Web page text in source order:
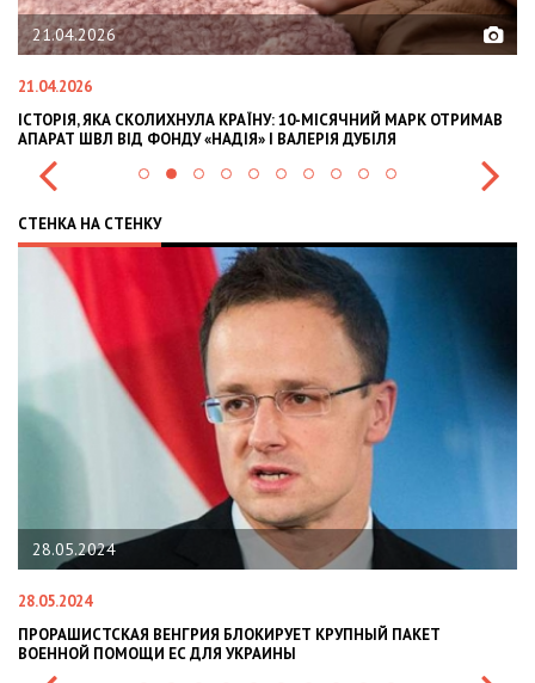
21.04.2026
21.04.2026
ІСТОРІЯ, ЯКА СКОЛИХНУЛА КРАЇНУ: 10-МІСЯЧНИЙ МАРК ОТРИМАВ
АПАРАТ ШВЛ ВІД ФОНДУ «НАДІЯ» І ВАЛЕРІЯ ДУБІЛЯ
СТЕНКА НА СТЕНКУ
28.05.2024
28.05.2024
ПРОРАШИСТСКАЯ ВЕНГРИЯ БЛОКИРУЕТ КРУПНЫЙ ПАКЕТ
ВОЕННОЙ ПОМОЩИ ЕС ДЛЯ УКРАИНЫ